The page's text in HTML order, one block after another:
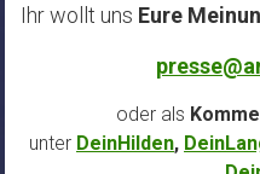
Ihr wollt uns Eure
oder als
unter DeinHilden,